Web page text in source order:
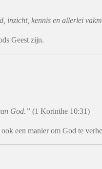
inzicht, kennis en allerlei
Geest zijn.
God.” (1 Korinthe 10:31)
een manier om God te